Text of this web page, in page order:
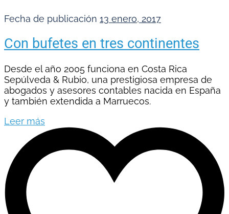
Fecha de publicación 13 enero, 2017
Con bufetes en tres continentes
Desde el año 2005 funciona en Costa Rica
Sepúlveda & Rubio, una prestigiosa empresa de
abogados y asesores contables nacida en España
y también extendida a Marruecos.
Leer más